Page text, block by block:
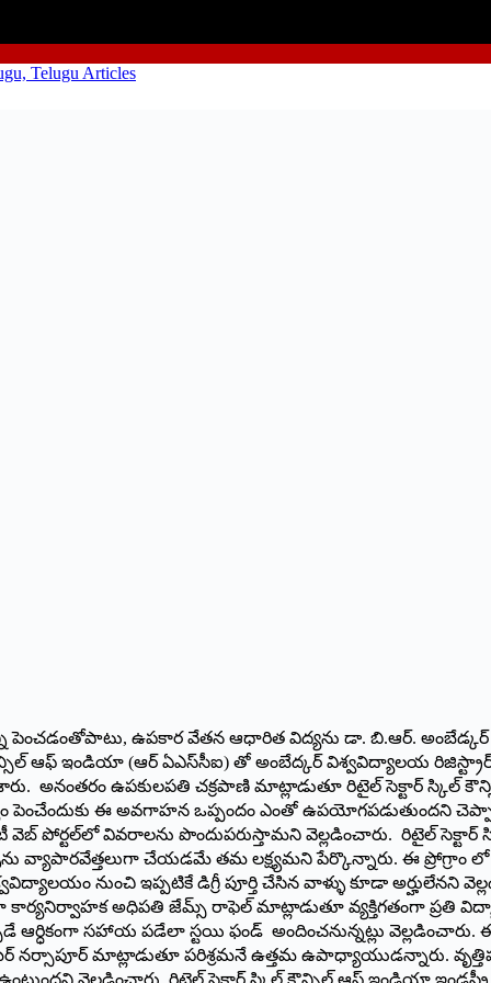
పెంచడంతోపాటు, ఉపకార వేతన ఆధారిత విద్యను డా. బి.ఆర్.
ఆఫ్ ఇండియా (ఆర్ ఏఎస్‌సీఐ) తో అంబేద్కర్ విశ్వవిద్యాలయ
అనంతరం ఉపకులపతి చక్రపాణి మాట్లాడుతూ రిటైల్ సెక్టార్ స్కిల్
ఈ అవగాహన ఒప్పందం ఎంతో ఉపయోగపడుతుందని
పోర్టల్‌లో వివరాలను పొందుపరుస్తామని వెల్లడించారు. రిటైల్
వ్యాపారవేత్తలుగా చేయడమే తమ లక్ష్యమని పేర్కొన్నారు. ఈ ప్రోగ్రాం లో
నుంచి ఇప్పటికే డిగ్రీ పూర్తి చేసిన వాళ్ళు కూడా అర్హులేనని
అధిపతి జేమ్స్ రాఫెల్ మాట్లాడుతూ వ్యక్తిగతంగా ప్రతి
ఆర్ధికంగా సహాయ పడేలా స్టయి ఫండ్ అందించనున్నట్లు
నర్సాపూర్ మాట్లాడుతూ పరిశ్రమనే ఉత్తమ ఉపాధ్యాయుడ‌న్నారు.
ఉంటుందని వెల్లడించారు. రిటైల్ సెక్టార్ స్కిల్ కౌన్సిల్ ఆఫ్ ఇండియా